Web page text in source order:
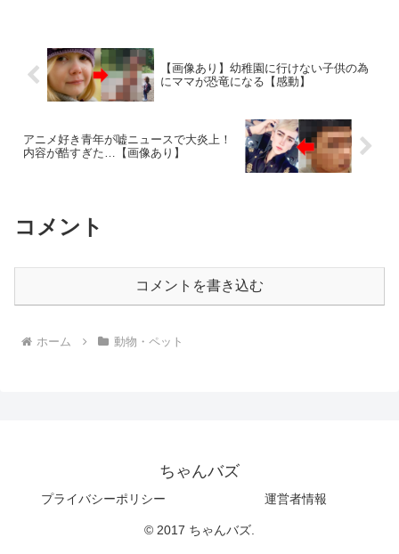
【画像あり】幼稚園に行けない子供の為
にママが恐竜になる【感動】
アニメ好き青年が嘘ニュースで大炎上！
内容が酷すぎた…【画像あり】
コメント
コメントを書き込む
ホーム 動物・ペット
ちゃんバズ
プライバシーポリシー 運営者情報
© 2017 ちゃんバズ.